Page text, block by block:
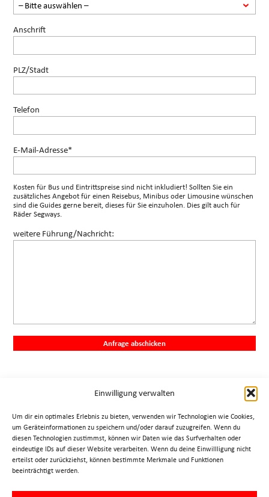
Einwilligung verwalten
Um dir ein optimales Erlebnis zu bieten, verwenden wir Technologien wie Cookies,
um Geräteinformationen zu speichern und/oder darauf zuzugreifen. Wenn du
diesen Technologien zustimmst, können wir Daten wie das Surfverhalten oder
eindeutige IDs auf dieser Website verarbeiten. Wenn du deine Einwillligung nicht
erteilst oder zurückziehst, können bestimmte Merkmale und Funktionen
beeinträchtigt werden.
Anschrift
PLZ/Stadt
Telefon
E-Mail-Adresse*
Kosten für Bus und Eintrittspreise sind nicht inkludiert! Sollten Sie ein
zusätzliches Angebot für einen Reisebus, Minibus oder Limousine wünschen
sind die Guides gerne bereit, dieses für Sie einzuholen. Dies gilt auch für
Räder Segways.
weitere Führung/Nachricht:
Impressum
Datenschutz
Haftung
Cookie-Richtlinie (EU)